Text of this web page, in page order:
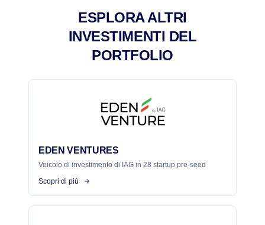
ESPLORA ALTRI
INVESTIMENTI DEL
PORTFOLIO
EDEN VENTURES
Veicolo di investimento di IAG in 28 startup pre-seed
Scopri di più